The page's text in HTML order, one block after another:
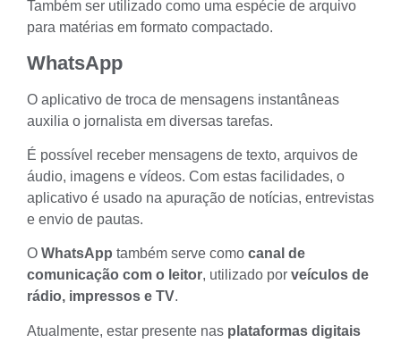
Também ser utilizado como uma espécie de arquivo
para matérias em formato compactado.
WhatsApp
O aplicativo de troca de mensagens instantâneas
auxilia o jornalista em diversas tarefas.
É possível receber mensagens de texto, arquivos de
áudio, imagens e vídeos. Com estas facilidades, o
aplicativo é usado na apuração de notícias, entrevistas
e envio de pautas.
O WhatsApp também serve como canal de
comunicação com o leitor, utilizado por veículos de
rádio, impressos e TV.
Atualmente, estar presente nas plataformas digitais